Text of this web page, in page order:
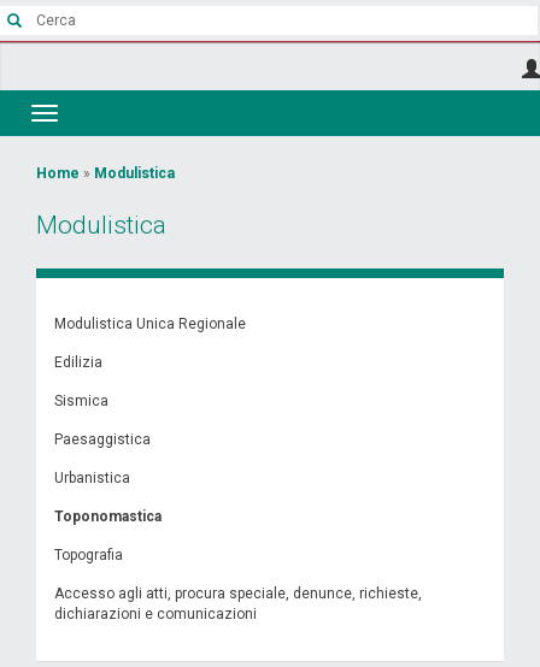
Salta
Toggle
navigation
Tu
sei
Home » Modulistica
Modulistica
Modulistica Unica Regionale
Edilizia
Sismica
Paesaggistica
Urbanistica
Toponomastica
Topografia
Accesso agli atti, procura speciale, denunce, richieste,
dichiarazioni e comunicazioni